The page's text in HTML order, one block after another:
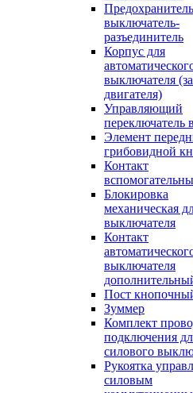
Предохранитель
выключатель-
разъединитель
Корпус для
выключателя
двигателя)
Управляющий
переключатель
Элемент
грибовидной
Контакт
Блокировка
механическая
выключателя
Контакт
выключателя
Пост
Зуммер
Комплект
подключения
силового
Рукоятка
силовым